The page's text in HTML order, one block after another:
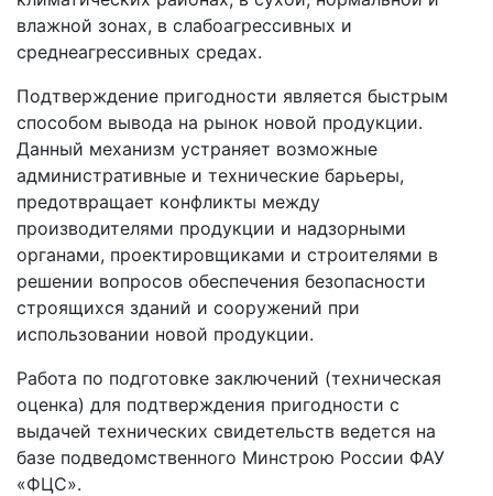
влажной зонах, в слабоагрессивных и
среднеагрессивных средах.
Подтверждение пригодности является быстрым
способом вывода на рынок новой продукции.
Данный механизм устраняет возможные
административные и технические барьеры,
предотвращает конфликты между
производителями продукции и надзорными
органами, проектировщиками и строителями в
решении вопросов обеспечения безопасности
строящихся зданий и сооружений при
использовании новой продукции.
Работа по подготовке заключений (техническая
оценка) для подтверждения пригодности с
выдачей технических свидетельств ведется на
базе подведомственного Минстрою России ФАУ
«ФЦС».